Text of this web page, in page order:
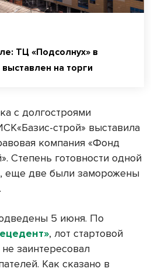
ТЦ «Подсолнух» в
на торги
с долгостроями
строй» выставила
компания «Фонд
Степень готовности одной
еще две были заморожены
5 июня. По
, лот стартовой
заинтересовал
Как сказано в